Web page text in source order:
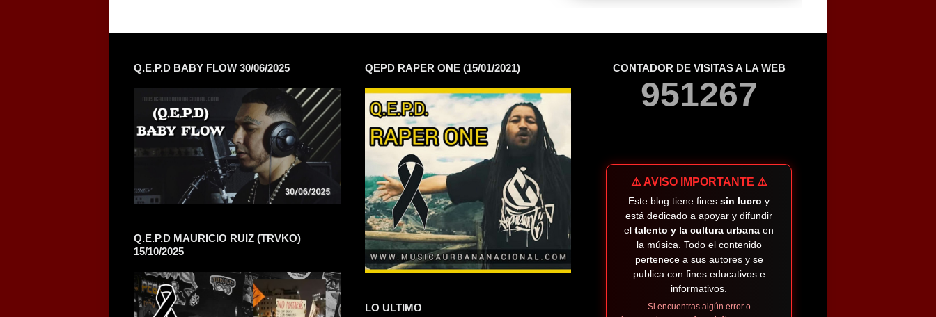
Q.E.P.D BABY FLOW 30/06/2025
Q.E.P.D MAURICIO RUIZ (TRVKO)
15/10/2025
QEPD RAPER ONE (15/01/2021)
LO ULTIMO
CONTADOR DE VISITAS A LA WEB
951267
⚠️ AVISO IMPORTANTE ⚠️
Este blog tiene finessin lucro y
está dedicado a apoyar y difundir
eltalento y la cultura urbana en
la música. Todo el contenido
pertenece a sus autores y se
publica con fines educativos e
informativos.
Si encuentras algún error o